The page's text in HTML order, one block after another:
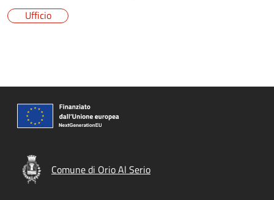
Ufficio
Comune di Orio Al Serio